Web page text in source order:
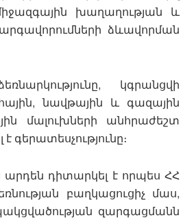
խաղաղության և
ձևավորման
կգրանցվի
նավթային և գազային
մալուխների անհրաժեշտ
գերատեսչությունը։
դիտարկել է որպես ՀՀ
բաղկացուցիչ մաս,
զարգացմանն